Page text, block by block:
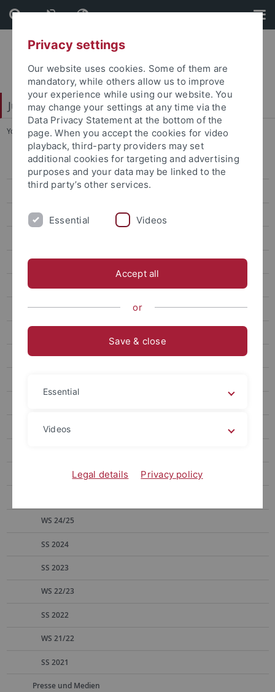
Skip
to
content
Skip
to
footer
Juristische Fakultät
You are here: Home ... SS 2025
Lehrstühle Bürgerliches Recht
Lehrstühle Öffentliches Recht
Lehrstühle Strafrecht
Hecker
Heinrich
Kinzig
Curriculum Vitae
Lehrveranstaltungen
WS 25/26
WS 24/25
SS 2024
SS 2023
WS 22/23
SS 2022
WS 21/22
SS 2021
Presse und Medien
Privacy settings
Our website uses cookies. Some of them are
mandatory, while others allow us to improve
your experience while using our website. You
may change your settings at any time via the
Data Privacy Statement at the bottom of the
page. When you accept the cookies for video
playback, third-party providers may set
additional cookies for targeting and advertising
purposes and your data may be linked to the
third party’s other services.
Essential Videos
Accept all
or
Save & close
Essential
Videos
Legal details Privacy policy